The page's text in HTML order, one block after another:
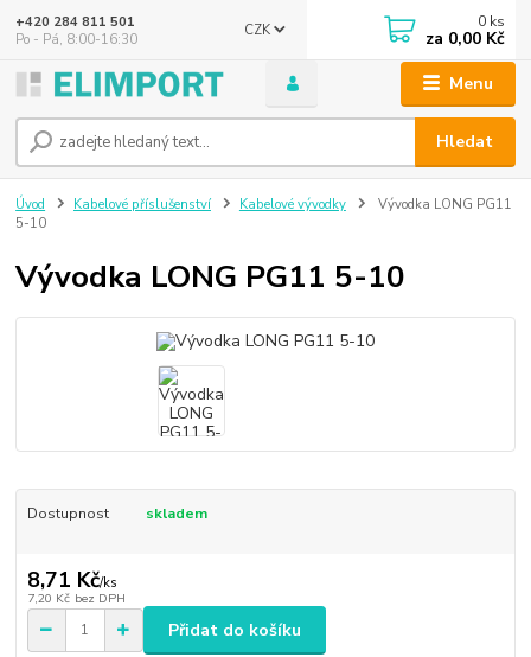
Menu
CZK
Hledat
+420 284 811 501
Po - Pá, 8:00-16:30
0 ks
za 0,00 Kč
Úvod Kabelové příslušenství Kabelové vývodky
Vývodka LONG PG11
5-10
Vývodka LONG PG11 5-10
Dostupnost skladem
8,71 Kč/ks
7,20 Kč bez DPH
Přidat do košíku